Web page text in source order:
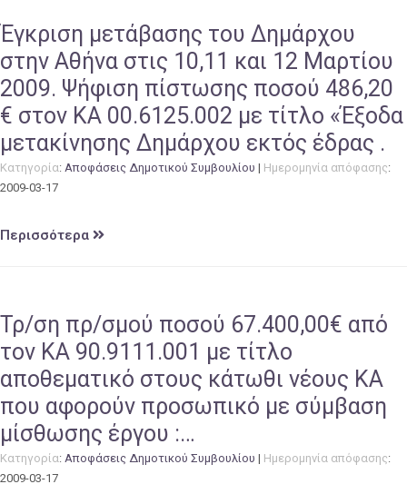
Έγκριση μετάβασης του Δημάρχου
στην Αθήνα στις 10,11 και 12 Μαρτίου
2009. Ψήφιση πίστωσης ποσού 486,20
€ στον ΚΑ 00.6125.002 με τίτλο «Έξοδα
μετακίνησης Δημάρχου εκτός έδρας .
Κατηγορία: Αποφάσεις Δημοτικού Συμβουλίου | Ημερομηνία απόφασης:
2009-03-17
Περισσότερα
Τρ/ση πρ/σμού ποσού 67.400,00€ από
τον ΚΑ 90.9111.001 με τίτλο
αποθεματικό στους κάτωθι νέους ΚΑ
που αφορούν προσωπικό με σύμβαση
μίσθωσης έργου :…
Κατηγορία: Αποφάσεις Δημοτικού Συμβουλίου | Ημερομηνία απόφασης:
2009-03-17